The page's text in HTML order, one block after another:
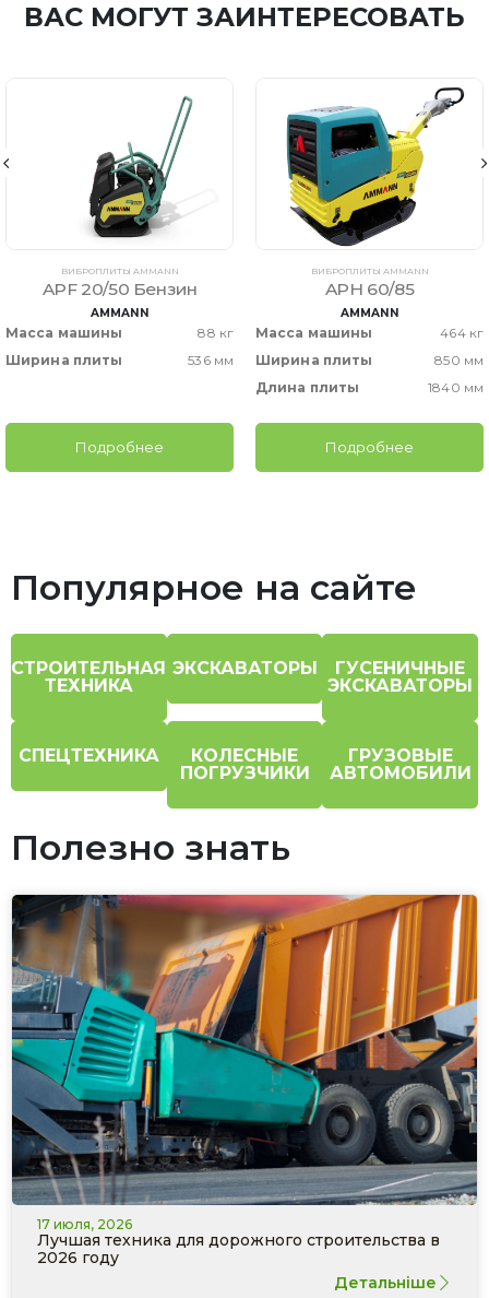
ВАС МОГУТ ЗАИНТЕРЕСОВАТЬ
ВИБРОПЛИТЫ AMMANN
APF 20/50 Бензин
AMMANN
Масса машины
88 кг
Ширина плиты
536 мм
Подробнее
ВИБРОПЛИТЫ AMMANN
APH 60/85
AMMANN
Масса машины
464 кг
Ширина плиты
850 мм
Длина плиты
1840 мм
Подробнее
Популярное на сайте
СТРОИТЕЛЬНАЯ
ТЕХНИКА
ЭКСКАВАТОРЫ
ГУСЕНИЧНЫЕ
ЭКСКАВАТОРЫ
СПЕЦТЕХНИКА
КОЛЕСНЫЕ
ПОГРУЗЧИКИ
ГРУЗОВЫЕ
АВТОМОБИЛИ
Полезно знать
17 июля, 2026
Лучшая техника для дорожного строительства в
2026 году
Детальніше